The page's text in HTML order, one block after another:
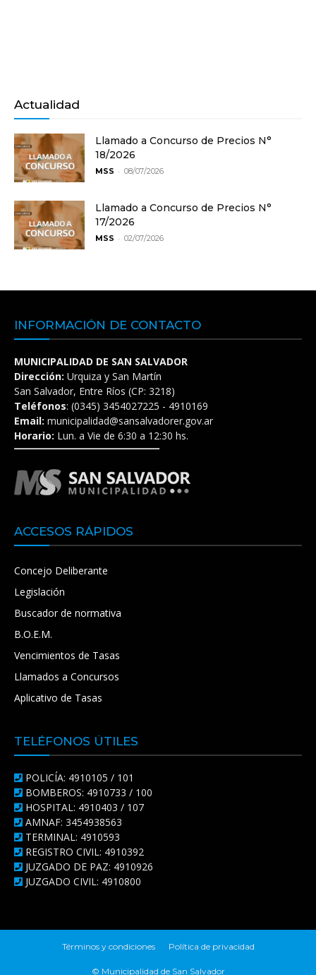
Actualidad
Llamado a Concurso de Precios N°
18/2026
MSS - 08/07/2026
Llamado a Concurso de Precios N°
17/2026
MSS - 02/07/2026
INFORMACIÓN DE CONTACTO
MUNICIPALIDAD DE SAN SALVADOR
Dirección: Urquiza y San Martín
San Salvador, Entre Ríos (CP: 3218)
Teléfonos: (0345) 3454027225 - 4910169
Email: municipalidad@sansalvadorer.gov.ar
Horario: Lun. a Vie de 6:30 a 12:30 hs.
ACCESOS RÁPIDOS
Concejo Deliberante
Legislación
Buscador de normativa
B.O.E.M.
Vencimientos de Tasas
Llamados a Concursos
Aplicativo de Tasas
TELÉFONOS ÚTILES
POLICÍA: 4910105 / 101
BOMBEROS: 4910733 / 100
HOSPITAL: 4910403 / 107
AMNAF: 3454938563
TERMINAL: 4910593
REGISTRO CIVIL: 4910392
JUZGADO DE PAZ: 4910926
JUZGADO CIVIL: 4910800
Términos y condiciones Política de privacidad
© Municipalidad de San Salvador